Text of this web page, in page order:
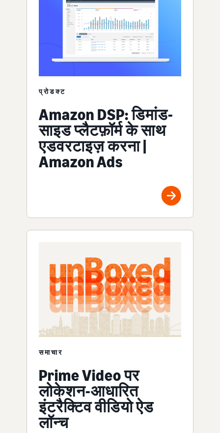
प्रोडक्ट
Amazon DSP: डिमांड-
साइड प्लैटफ़ॉर्म के साथ
एडवरटाइज़ करना |
Amazon Ads
समाचार
Prime Video पर
लोकेशन-आधारित
इंटरैक्टिव वीडियो ऐड
लॉन्च